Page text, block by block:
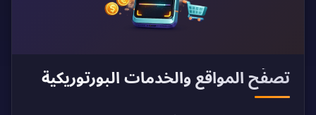
تصفّح المواقع والخدمات البورتوريكية